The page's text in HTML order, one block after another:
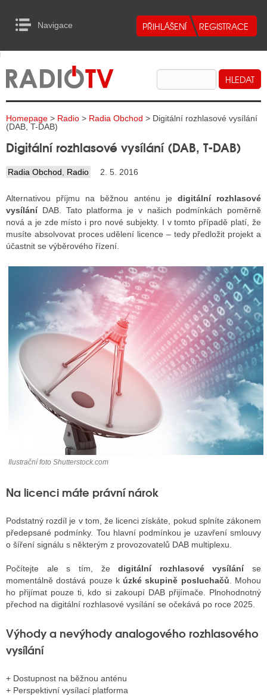
Navigace
RADIA
TELEVIZE
INTERNET
TISK
RÁDIÍ
RÁDIÍ
TELEVIZE
TELEVIZÍ
VYSÍLAČE
INTERNET
STRÁNKY RÁDIÍ
STRÁNKY TV
STÁT BLOGEREM
DISKUTÉRA NA RADIOTV
to Content
Homepage > Radio > Radia Obchod > Digitální rozhlasové vysílání
(DAB, T-DAB)
Digitální rozhlasové vysílání (DAB, T-DAB)
Radia Obchod Radio 2. 5. 2016
Alternativou příjmu na běžnou anténu je digitální rozhlasové
vysíláníDAB. Tato platforma je v našich podmínkách poměrně
nová a je zde místo i pro nové subjekty. I v tomto případě platí, že
musíte absolvovat proces udělení licence – tedy předložit projekt a
účastnit se výběrového řízení.
Ilustrační foto Shutterstock.com
Na licenci máte právní nárok
Podstatný rozdíl je v tom, že licenci získáte, pokud splníte zákonem
předepsané podmínky. Tou hlavní podmínkou je uzavření smlouvy
o šíření signálu s některým z provozovatelů DAB multiplexu.
Počítejte ale s tím, žedigitální rozhlasové vysíláníse
momentálně dostává pouze kúzké skupině posluchačů . Mohou
ho přijímat pouze ti, kdo si zakoupí DAB přijímače. Plnohodnotný
přechod na digitální rozhlasové vysílání se očekává po roce 2025.
Výhody a nevýhody analogového rozhlasového
vysílání
+ Dostupnost na běžnou anténu
+ Perspektivní vysílací platforma